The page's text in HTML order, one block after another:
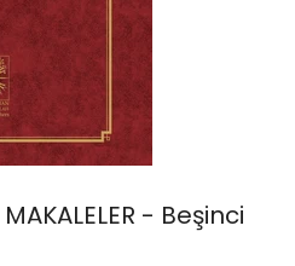
MAKALELER - Beşinci